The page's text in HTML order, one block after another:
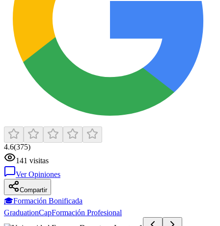
4.6(375)
141 visitas
Ver Opiniones
Compartir
🎓Formación Bonificada
GraduationCapFormación Profesional